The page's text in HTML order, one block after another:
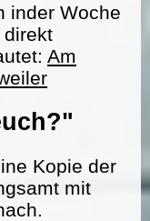
inder Woche
direkt
Am
Kopie der
mit